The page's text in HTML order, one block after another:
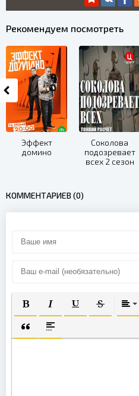
Рекомендуем посмотреть
Эффект
домино
Соколова
подозревает
всех 2 сезон
КОММЕНТАРИЕВ (0)
ПОЛУЖИРНЫЙ
КУРСИВПОДЧЕРКНУТЫЙ
ВСТАВКА ЦИТАТЫ
ВСТАВКА СПОЙЛЕРА